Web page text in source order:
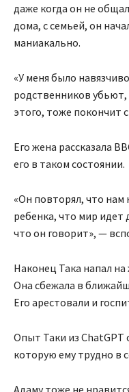
даже когда он не
дома, с семьей, он
маниакально.
«У меня было
родственников убьют,
этого, тоже покончит
Его жена рассказала
его в таком состоянии.
«Он повторял, что нам
ребенка, что мир идет
что он говорит», —
Наконец Така напал на
Она сбежала в
Его арестовали и
Опыт Таки из ChatGPT
которую ему трудно в
Адаму тоже не